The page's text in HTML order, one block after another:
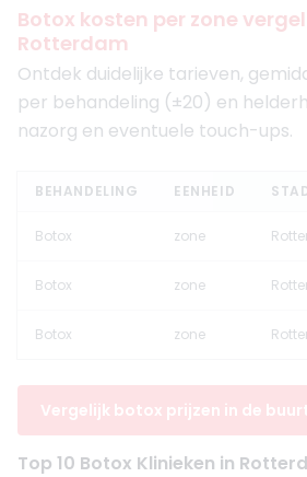
Botox kosten per zone
Rotterdam
Ontdek duidelijke tarieven,
per behandeling (±20) en
nazorg en eventuele touch-ups.
BEHANDELING EENHEID
Botox zone
Botox zone
Botox zone
Vergelijk botox prijzen in de
Top 10 Botox Klinieken in